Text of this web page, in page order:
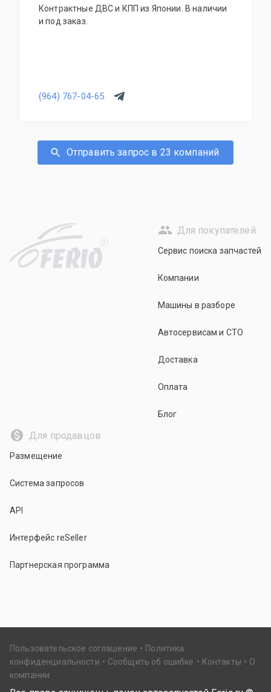
Контрактные ДВС и КПП из Японии. В наличии
и под заказ.
(964) 767-04-65
Отправить запрос в 23 компаний
R
Для покупателей
Сервис поиска запчастей
Компании
Машины в разборе
Автосервисам и СТО
Доставка
Оплата
Блог
Для продавцов
Размещение
Система запросов
API
Интерфейс reSeller
Партнерская программа
Пользовательское соглашение
Политика
конфиденциальности
Сообщить об ошибке Контакты
О
компании